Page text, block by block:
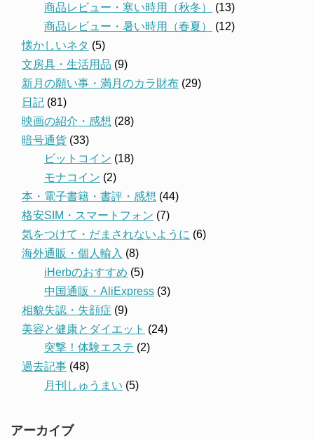
商品レビュー・寒い時用（秋冬）
(13)
商品レビュー・暑い時用（春夏）
(12)
懐かしいネタ (5)
文房具・生活用品 (9)
新月の願い事・満月のカラ財布 (29)
日記 (81)
映画の紹介・感想 (28)
暗号通貨 (33)
ビットコイン (18)
モナコイン (2)
本・電子書籍・書評・感想 (44)
格安SIM・スマートフォン (7)
気をつけて・だまされないように (6)
海外通販・個人輸入 (8)
iHerbのおすすめ (5)
中国通販・AliExpress (3)
相貌失認・失顔症 (9)
美容と健康とダイエット (24)
突撃！体験エステ (2)
過去記事 (48)
月刊しゅうまい (5)
アーカイブ